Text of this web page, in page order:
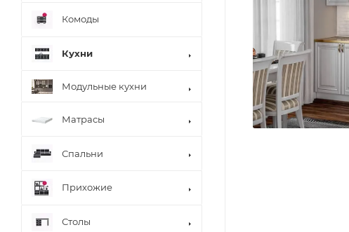
Комоды
Кухни
Модульные кухни
Матрасы
Спальни
Прихожие
Столы